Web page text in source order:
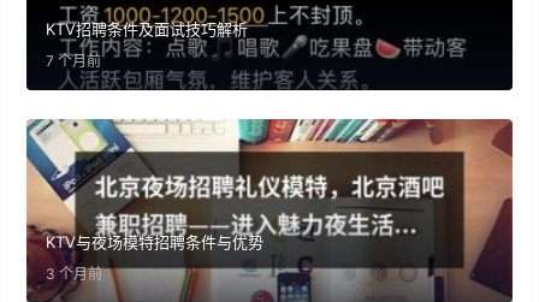
KTV招聘条件及面试技巧解析
7 个月前
KTV与夜场模特招聘条件与优势
3 个月前